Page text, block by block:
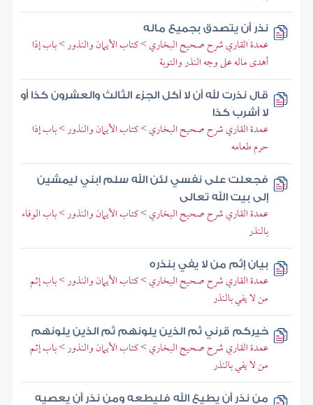
نذر أن يتصدق بجميع ماله
عمدة القاري شرح صحيح البخاري > كتاب الأيمان والنذور > باب إذا
أهدى ماله على وجه النذر والتوبة
قال نذرت لله أن لا آكل الجزء الثالث والعشرون كذا أو
لا أشرب كذا
عمدة القاري شرح صحيح البخاري > كتاب الأيمان والنذور > باب إذا
حرم طعامه
فجعلت على نفسي لئن الله سلم ابني ليمشين
إلى بيت الله تعالى
عمدة القاري شرح صحيح البخاري > كتاب الأيمان والنذور > باب الوفاء
بالنذر
بيان إثم من لا يفي بنذره
عمدة القاري شرح صحيح البخاري > كتاب الأيمان والنذور > باب إثم
من لا يفي بالنذر
خيركم قرني ثم الذين يلونهم ثم الذين يلونهم
عمدة القاري شرح صحيح البخاري > كتاب الأيمان والنذور > باب إثم
من لا يفي بالنذر
من نذر أن يطيع الله فليطعه ومن نذر أن يعصيه